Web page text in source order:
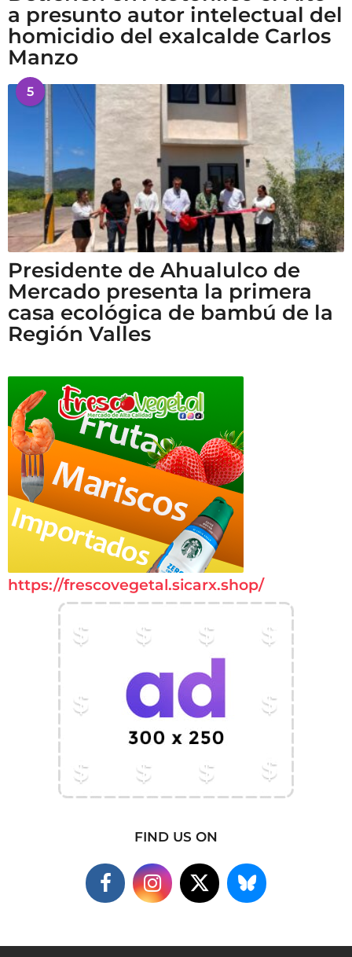
a presunto autor intelectual del
homicidio del exalcalde Carlos
Manzo
5
Presidente de Ahualulco de
Mercado presenta la primera
casa ecológica de bambú de la
Región Valles
https://frescovegetal.sicarx.shop/
FIND US ON